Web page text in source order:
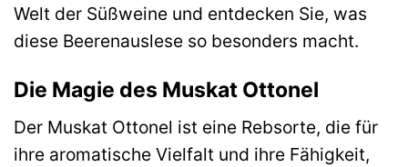
Welt der Süßweine und entdecken Sie, was
diese Beerenauslese so besonders macht.
Die Magie des Muskat Ottonel
Der Muskat Ottonel ist eine Rebsorte, die für
ihre aromatische Vielfalt und ihre Fähigkeit,